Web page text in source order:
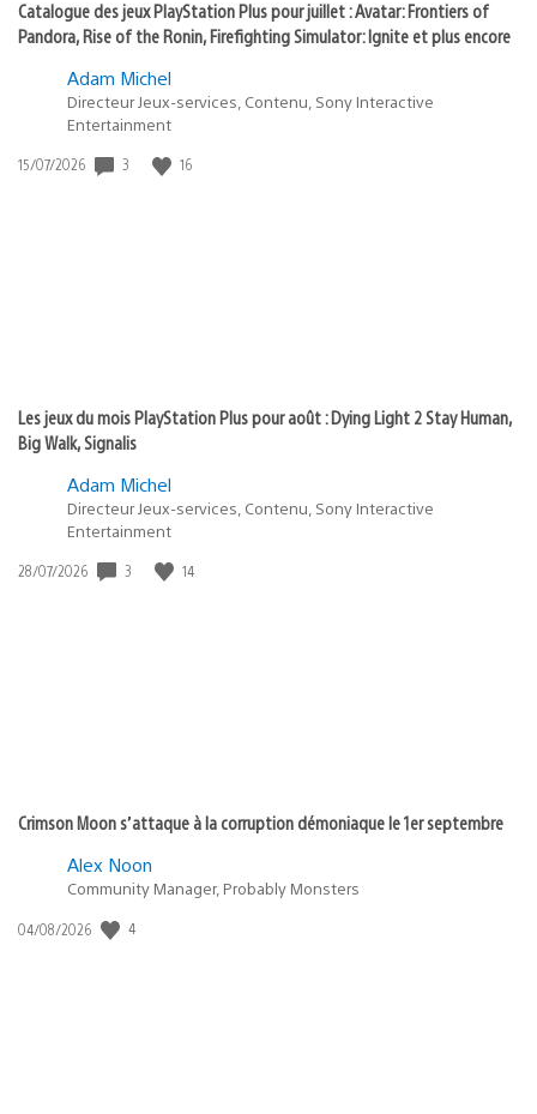
Catalogue des jeux PlayStation Plus pour juillet : Avatar: Frontiers of
Pandora, Rise of the Ronin, Firefighting Simulator: Ignite et plus encore
Adam Michel
Directeur Jeux-services, Contenu, Sony Interactive
Entertainment
Date
15/07/2026 3 16
Les jeux du mois PlayStation Plus pour août : Dying Light 2 Stay Human,
Big Walk, Signalis
Adam Michel
Directeur Jeux-services, Contenu, Sony Interactive
Entertainment
Date
28/07/2026 3 14
Crimson Moon s’attaque à la corruption démoniaque le 1er septembre
Alex Noon
Community Manager, Probably Monsters
Date
04/08/2026 4